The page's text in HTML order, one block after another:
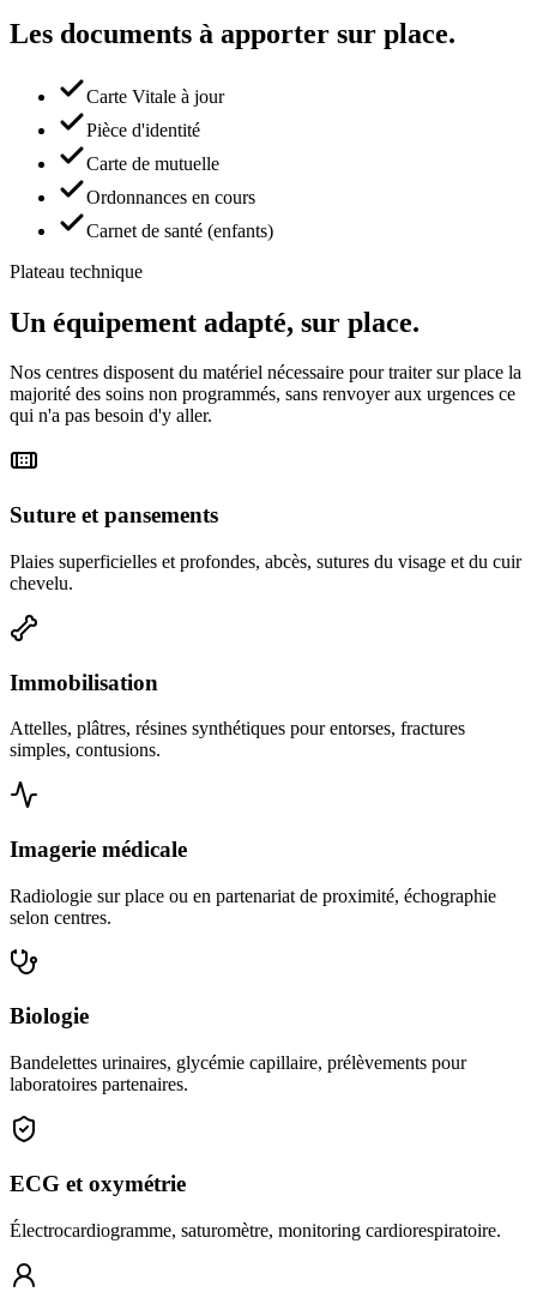
Les documents à apporter sur place.
Carte Vitale à jour
Pièce d'identité
Carte de mutuelle
Ordonnances en cours
Carnet de santé (enfants)
Plateau technique
Un équipement adapté, sur place.
Nos centres disposent du matériel nécessaire pour traiter sur place la
majorité des soins non programmés, sans renvoyer aux urgences ce
qui n'a pas besoin d'y aller.
Suture et pansements
Plaies superficielles et profondes, abcès, sutures du visage et du cuir
chevelu.
Immobilisation
Attelles, plâtres, résines synthétiques pour entorses, fractures
simples, contusions.
Imagerie médicale
Radiologie sur place ou en partenariat de proximité, échographie
selon centres.
Biologie
Bandelettes urinaires, glycémie capillaire, prélèvements pour
laboratoires partenaires.
ECG et oxymétrie
Électrocardiogramme, saturomètre, monitoring cardiorespiratoire.